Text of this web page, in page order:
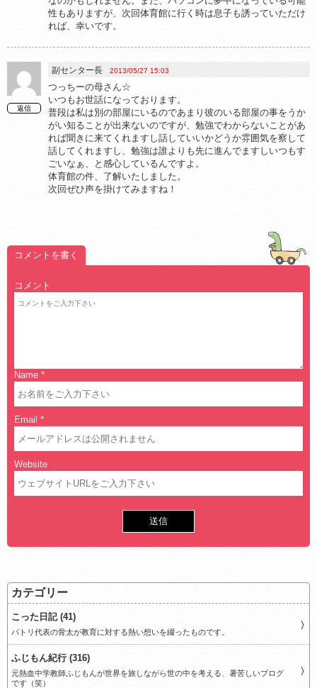
性もありますが、次回体育館に行く時は息子も誘っていただけ
れば、幸いです。
返信
副センター長 2013/05/27 15:03
つっちーの母さん☆
いつもお世話になっております。
普段は私は別の部屋にいるのであまり彼のいる部屋の事をうか
がい知ることが出来ないのですが、勉強でわからないことがあ
れば聞きに来てくれますし話していいかどうか雰囲気を察して
話してくれますし、勉強は誰よりも先に進んでますしいつもす
ごいなぁ、と感心しているんですよ。
体育館の件、了解いたしました。
次回ぜひ声を掛けてみますね！
コメントを書く
コメント
Name *
Email *
Website
カテゴリー
こった日記 (41)
パトリ代表の骨太が教育に対する熱い想いを綴ったものです。
ふじもん紀行 (316)
元熱血中学教師ふじもんが世界を旅しながら世の中を考える、暑苦しいブログ
です（笑）